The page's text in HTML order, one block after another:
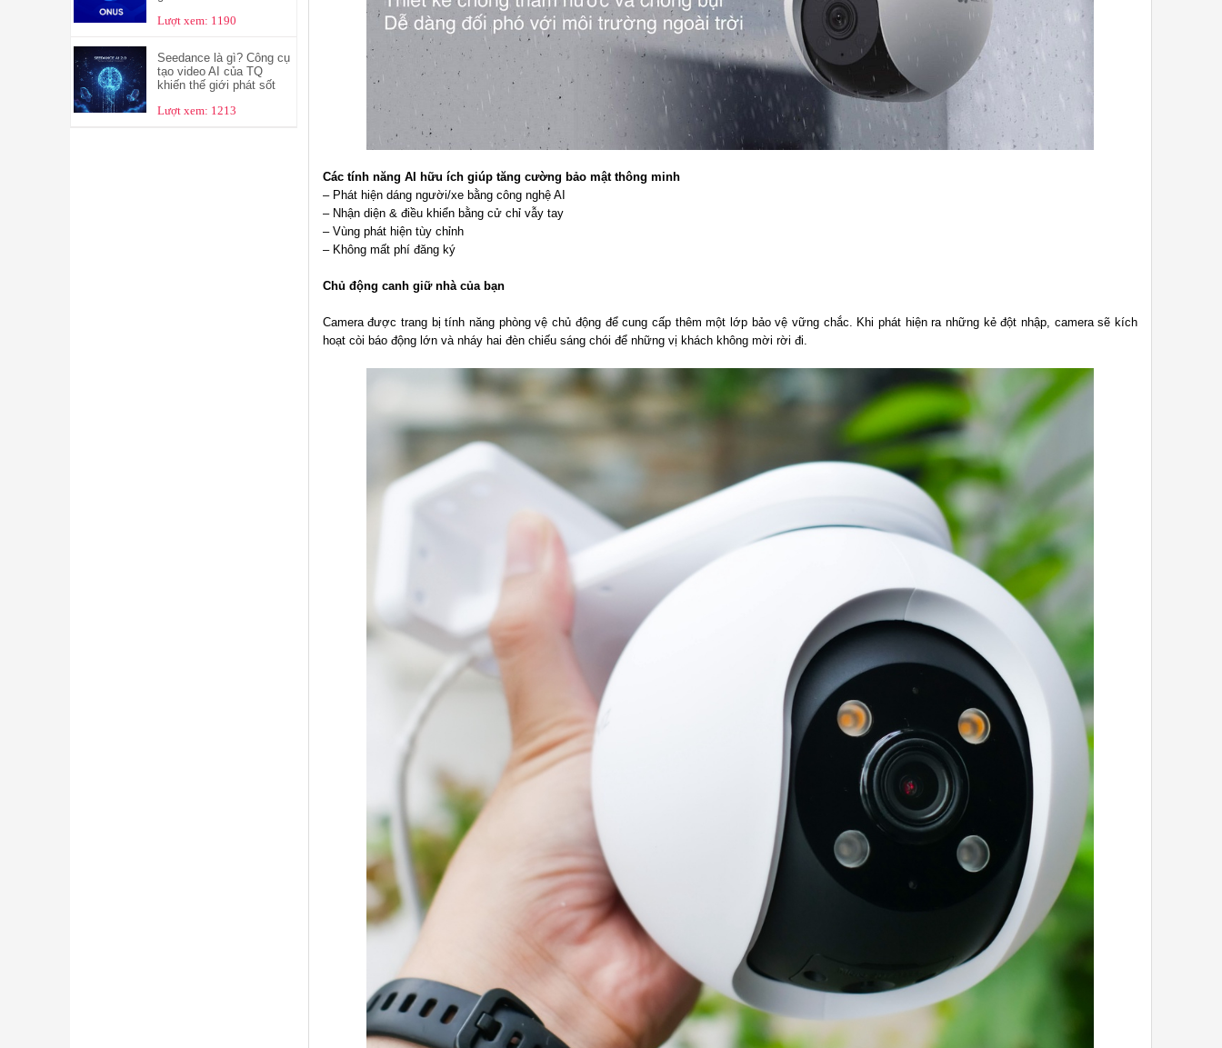
Lượt xem: 1190
Seedance là gì? Công cụ
tạo video AI của TQ
khiến thế giới phát sốt
Lượt xem: 1213
Các tính năng AI hữu ích giúp tăng cường bảo mật thông minh
– Phát hiện dáng người/xe bằng công nghệ AI
– Nhận diện & điều khiển bằng cử chỉ vẫy tay
– Vùng phát hiện tùy chỉnh
– Không mất phí đăng ký
Chủ động canh giữ nhà của bạn
Camera được trang bị tính năng phòng vệ chủ động để cung cấp thêm một lớp bảo vệ vững chắc. Khi phát hiện ra những kẻ đột nhập, camera sẽ kích
hoạt còi báo động lớn và nháy hai đèn chiếu sáng chói để những vị khách không mời rời đi.